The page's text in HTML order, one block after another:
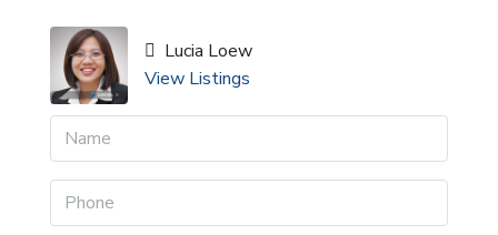
Lucia Loew
View Listings